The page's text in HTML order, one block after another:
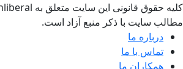
مطالب سایت با ذکر منبع آزاد است.
درباره ما
تماس با ما
همکاران ما